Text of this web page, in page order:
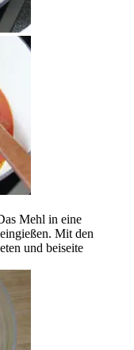
Mehl in eine
Mit den
und beiseite